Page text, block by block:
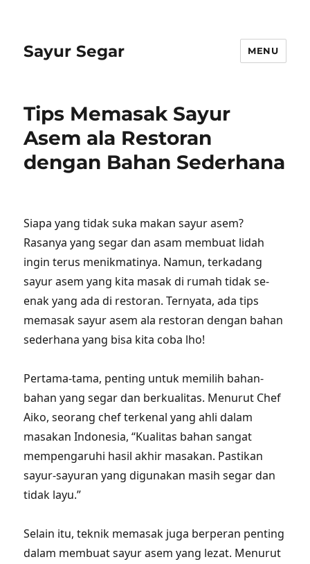
Sayur Segar MENU
Tips Memasak Sayur
Asem ala Restoran
dengan Bahan Sederhana
Siapa yang tidak suka makan sayur asem?
Rasanya yang segar dan asam membuat lidah
ingin terus menikmatinya. Namun, terkadang
sayur asem yang kita masak di rumah tidak se-
enak yang ada di restoran. Ternyata, ada tips
memasak sayur asem ala restoran dengan bahan
sederhana yang bisa kita coba lho!
Pertama-tama, penting untuk memilih bahan-
bahan yang segar dan berkualitas. Menurut Chef
Aiko, seorang chef terkenal yang ahli dalam
masakan Indonesia, “Kualitas bahan sangat
mempengaruhi hasil akhir masakan. Pastikan
sayur-sayuran yang digunakan masih segar dan
tidak layu.”
Selain itu, teknik memasak juga berperan penting
dalam membuat sayur asem yang lezat. Menurut